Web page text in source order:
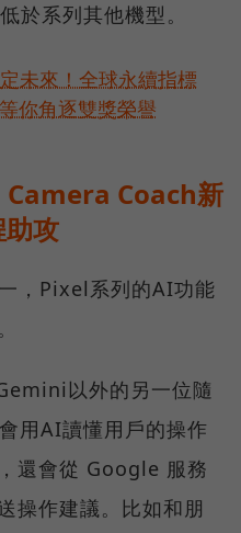
於系列其他機型。
未來！全球永續指標
你角逐雙獎榮譽
Coach新
攻
，Pixel系列的AI功能
以外的另一位隨
用AI讀懂用戶的操作
還會從 Google 服務
操作建議。比如和朋